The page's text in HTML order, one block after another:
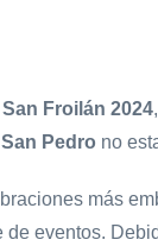
Froilán 2024
San Pedro no
más
eventos.